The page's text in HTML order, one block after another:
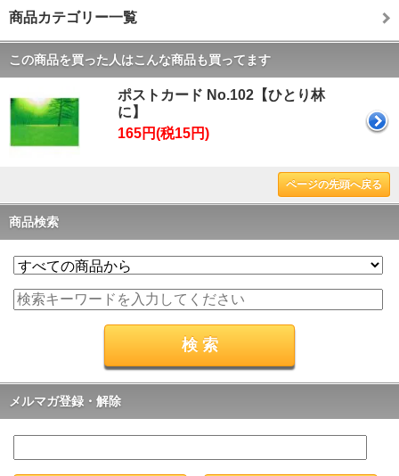
商品カテゴリー一覧
この商品を買った人はこんな商品も買ってます
ポストカード No.102【ひとり林
に】
165円(税15円)
ページの先頭へ戻る
商品検索
メルマガ登録・解除